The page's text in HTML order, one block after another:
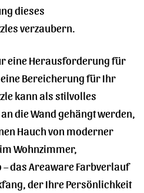
dieses
verzaubern.
eine Herausforderung für
Bereicherung für Ihr
kann als stilvolles
die Wand gehängt werden,
Hauch von moderner
Wohnzimmer,
das Areaware Farbverlauf
der Ihre Persönlichkeit